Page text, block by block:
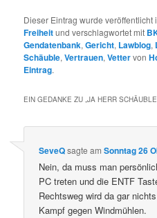
Dieser Eintrag wurde veröffentlicht
Freiheitund verschlagwortet mit
Gendatenbank,Gericht, Lawblog,
Schäuble,Vertrauen,Vettervon
Eintrag.
EIN GEDANKE ZU „JA HERR
SeveQsagte amSonntag 26
Nein, da muss man
PC treten und die ENTF
Rechtsweg wird da gar
Kampf gegen Windmühlen.